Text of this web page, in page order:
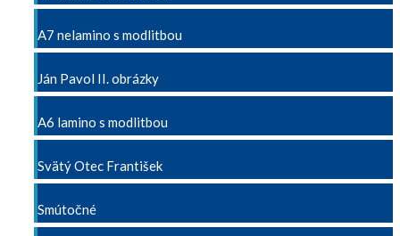
A7 nelamino s modlitbou
Ján Pavol II. obrázky
A6 lamino s modlitbou
Svätý Otec František
Smútočné